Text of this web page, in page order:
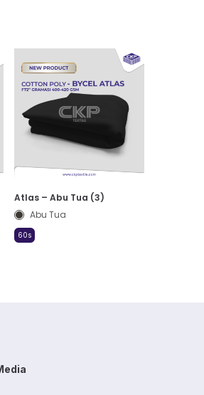
Atlas – Abu Tua (3)
Abu Tua
60s